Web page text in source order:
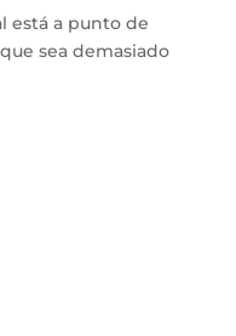
está a punto de
sea demasiado